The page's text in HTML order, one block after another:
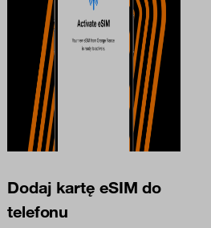
Dodaj kartę eSIM do
telefonu